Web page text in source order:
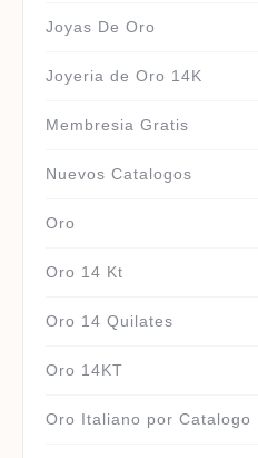
Joyas De Oro
Joyeria de Oro 14K
Membresia Gratis
Nuevos Catalogos
Oro
Oro 14 Kt
Oro 14 Quilates
Oro 14KT
Oro Italiano por Catalogo